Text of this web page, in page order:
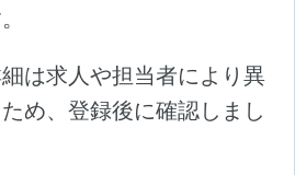
は求人や担当者により異
め、登録後に確認しまし